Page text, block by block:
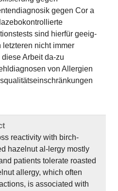
gegen Cor a
sind hierfür geeig-
letzteren nicht immer
Arbeit da-zu
von Allergien
reactivity with birch-
hazelnut al-lergy mostly
patients tolerate roasted
allergy, which often
is associated with